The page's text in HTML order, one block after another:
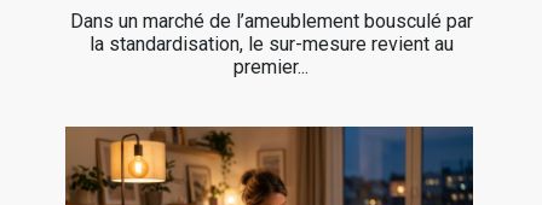
Dans un marché de l’ameublement bousculé par
la standardisation, le sur-mesure revient au
premier...